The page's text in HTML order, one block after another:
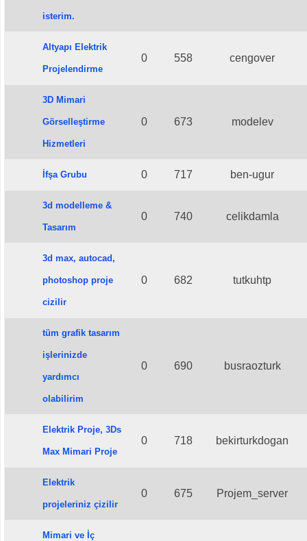
isterim.
Altyapı Elektrik
Projelendirme
0 558 cengover
3D Mimari
Görselleştirme
Hizmetleri
0 673 modelev
İfşa Grubu 0 717 ben-ugur
3d modelleme &
Tasarım
0 740 celikdamla
3d max, autocad,
photoshop proje
cizilir
0 682 tutkuhtp
tüm grafik tasarım
işlerinizde
yardımcı
olabilirim
0 690 busraozturk
Elektrik Proje, 3Ds
Max Mimari Proje
0 718 bekirturkdogan
Elektrik
projeleriniz çizilir
0 675 Projem_server
Mimari ve İç